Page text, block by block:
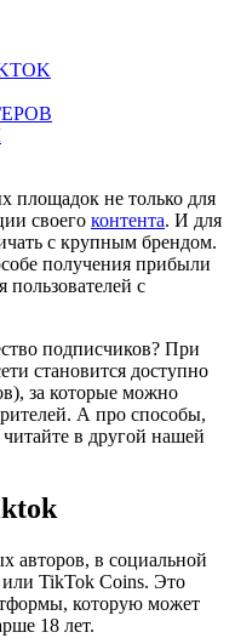
площадок не только для
своего контента. И для
с крупным брендом.
получения прибыли
пользователей с
подписчиков? При
становится доступно
за которые можно
А про способы,
в другой нашей
авторов, в социальной
или TikTok Coins. Это
которую может
18 лет.